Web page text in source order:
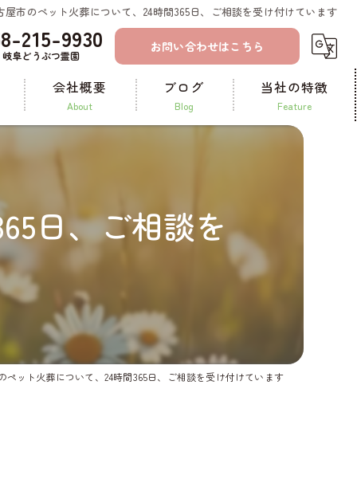
屋市のペット火葬について、24時間365日、ご相談を受け付けています
215-9930
岐阜どうぶつ霊園
お問い合わせはこちら
会社概要
about
ブログ
blog
当社の特徴
feature
ペット葬儀
納骨
日、ご相談を
ペット火葬について、24時間365日、ご相談を受け付けています